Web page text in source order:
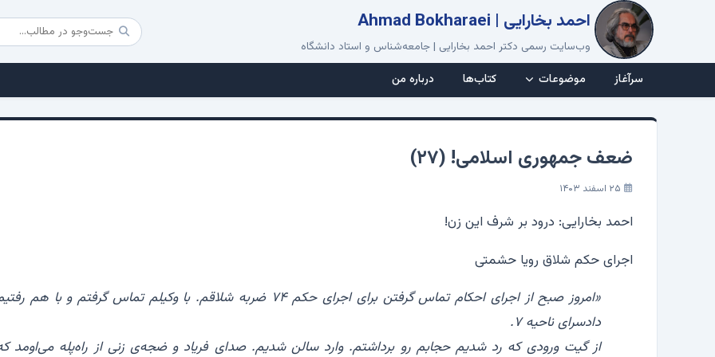
احمد بخارایی | Ahmad Bokharaei
وب‌سایت رسمی دکتر احمد بخارایی | جامعه‌شناس و استاد دانشگاه
سرآغاز موضوعات کتاب‌ها درباره من
ضعف جمهوری اسلامی! (۲۷)
۲۵ اسفند ۱۴۰۳
احمد بخارایی: درود بر شرف این زن!
اجرای حکم شلاق رویا حشمتی
«امروز صبح از اجرای احکام تماس گرفتن برای اجرای حکم ۷۴ ضربه شلاقم. با وکیلم تماس گرفتم و با هم
دادسرای ناحیه ۷.
‏از گیت ورودی که رد شدیم حجابم رو برداشتم. وارد سالن شدیم. صدای فریاد و ضجه‌ی زنی از راه‌پله می‌اومد